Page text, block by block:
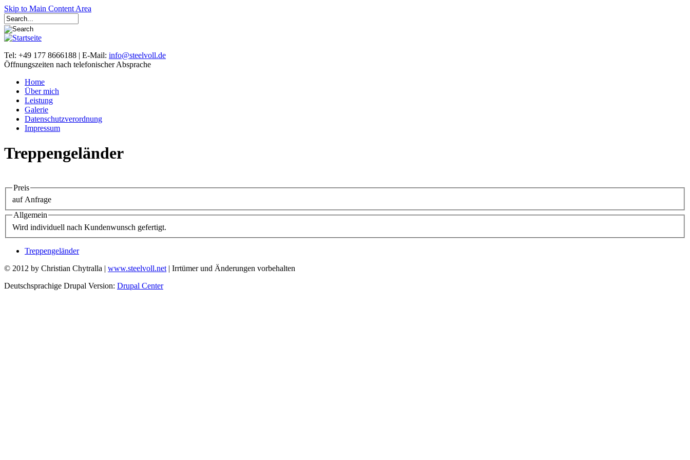
Skip to Main Content Area
Tel: +49 177 8666188 | E-Mail: info@steelvoll.de
Öffnungszeiten nach telefonischer Absprache
Home
Über mich
Leistung
Galerie
Datenschutzverordnung
Impressum
Treppengeländer
Preis
auf Anfrage
Allgemein
Wird individuell nach Kundenwunsch gefertigt.
Treppengeländer
© 2012 by Christian Chytralla | www.steelvoll.net | Irrtümer und Änderungen vorbehalten
Deutschsprachige Drupal Version: Drupal Center